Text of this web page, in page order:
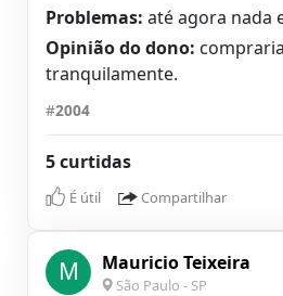
Problemas: até agora nada
Opinião do dono:
tranquilamente.
#2004
5 curtidas
É útil Compartilhar
M Mauricio Teixeira
São Paulo - SP